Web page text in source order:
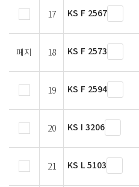
17 KS F 2567
폐지 18 KS F 2573
19 KS F 2594
20 KS I 3206
21 KS L 5103